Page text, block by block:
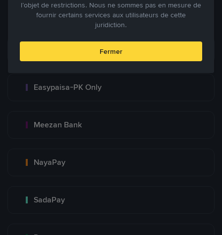
Principaux modes de paiement
Easypaisa-PK Only
Meezan Bank
NayaPay
SadaPay
l’objet de restrictions. Nous ne sommes pas en mesure de
fournir certains services aux utilisateurs de cette
juridiction.
Fermer